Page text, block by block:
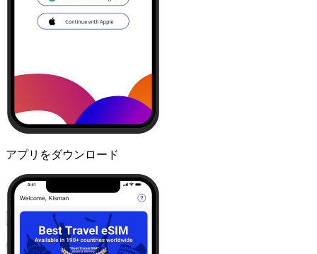
アプリをダウンロード